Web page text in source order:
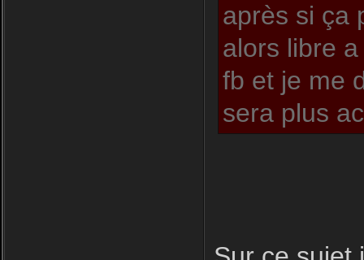
après si ça
alors libre
fb et je me
sera plus